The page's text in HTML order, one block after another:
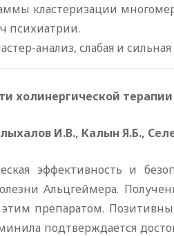
кластеризации
психиатрии.
анализ, слабая и
холинергической
И.В., Калын Я.Б.,
эффективность и
Альцгеймера.
препаратом.
подтверждается